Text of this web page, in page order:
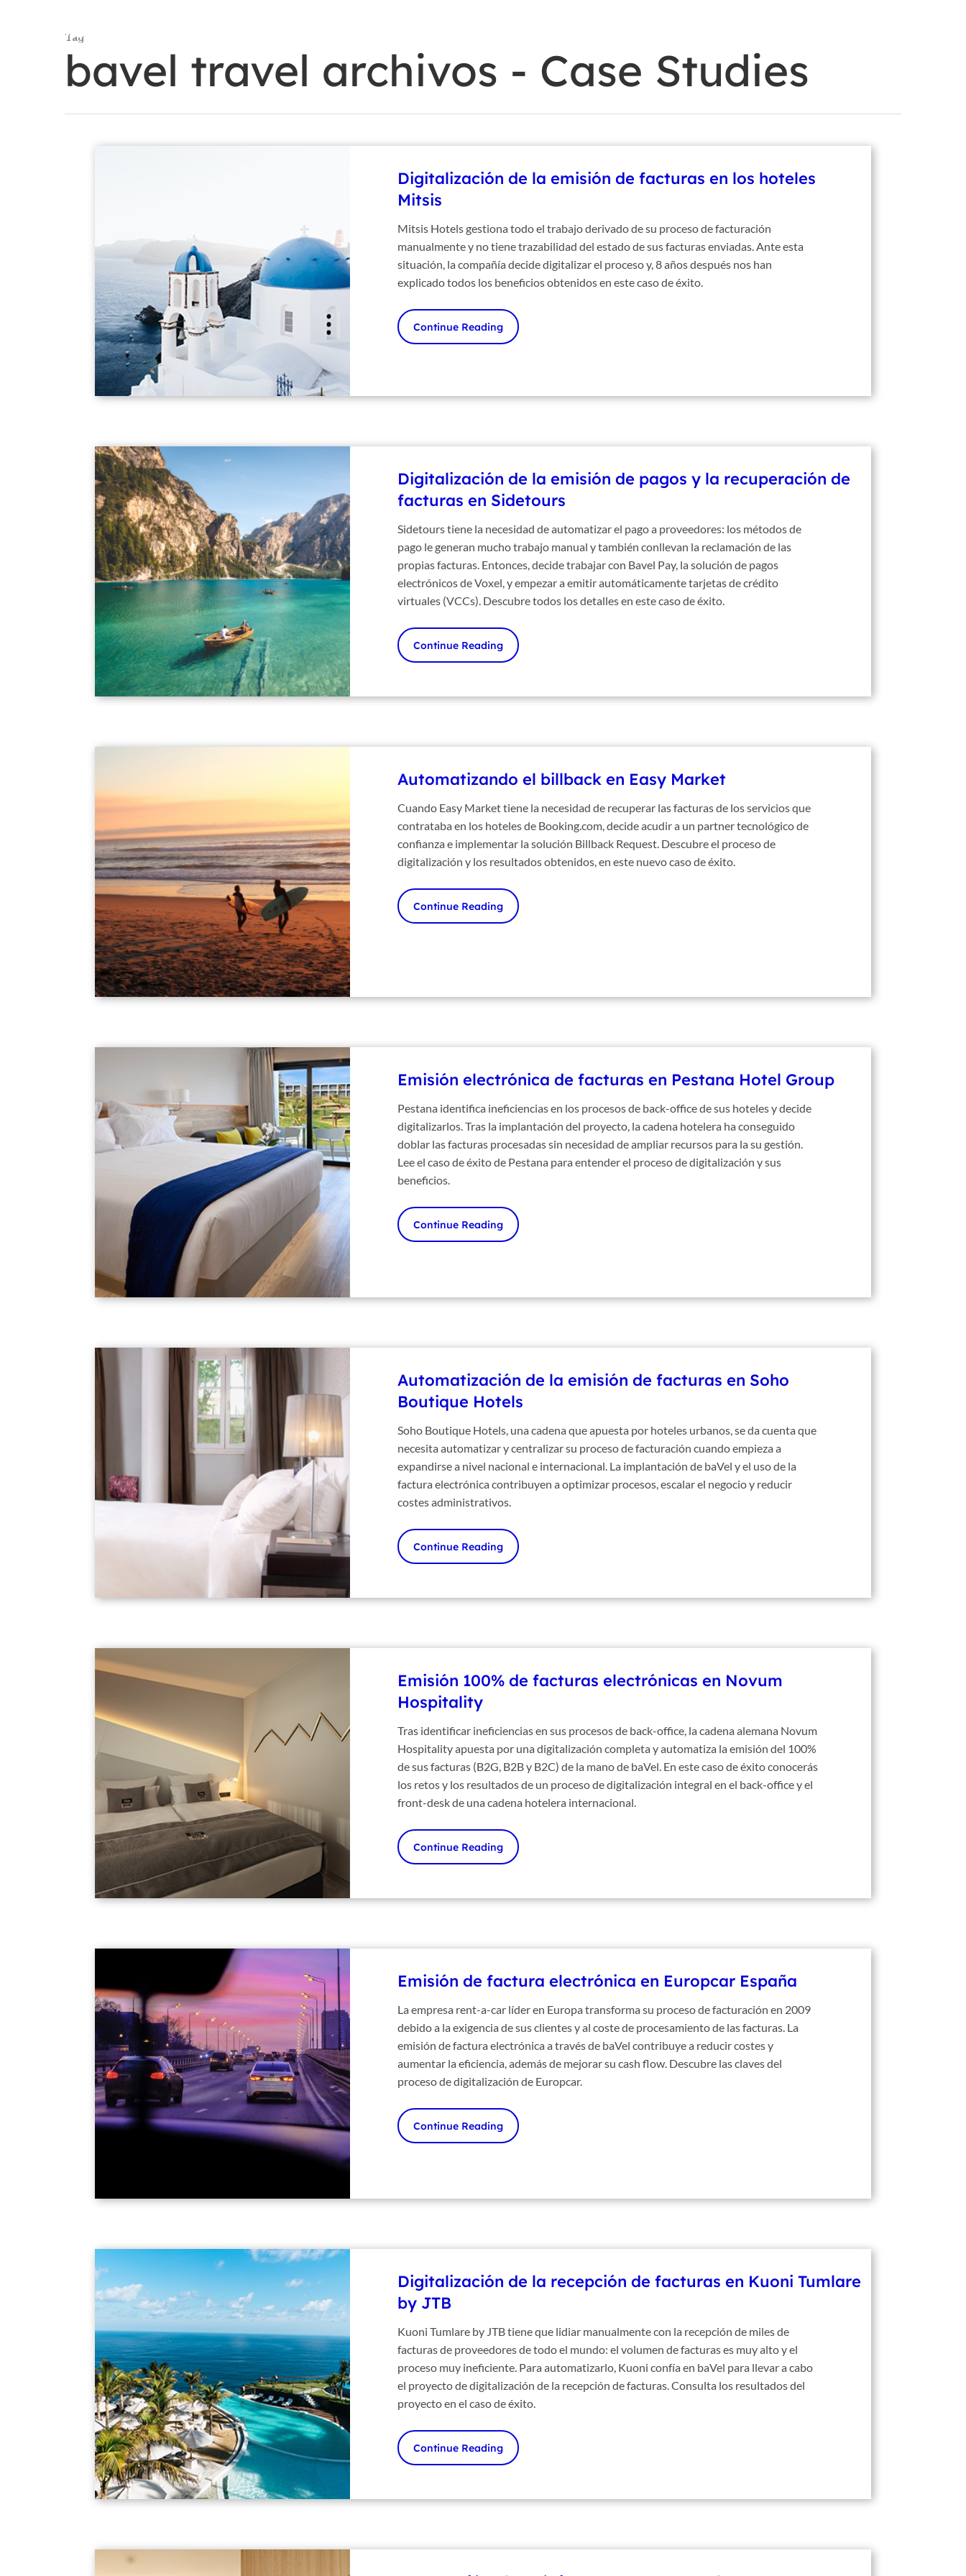
Hit enter to search or ESC to close
Tag
bavel travel archivos - Case Studies
Digitalización de la emisión de facturas en los hoteles
Mitsis
Mitsis Hotels gestiona todo el trabajo derivado de su proceso de facturación
manualmente y no tiene trazabilidad del estado de sus facturas enviadas. Ante esta
situación, la compañía decide digitalizar el proceso y, 8 años después nos han
explicado todos los beneficios obtenidos en este caso de éxito.
Continue Reading
Digitalización de la emisión de pagos y la recuperación de
facturas en Sidetours
Sidetours tiene la necesidad de automatizar el pago a proveedores: los métodos de
pago le generan mucho trabajo manual y también conllevan la reclamación de las
propias facturas. Entonces, decide trabajar con Bavel Pay, la solución de pagos
electrónicos de Voxel, y empezar a emitir automáticamente tarjetas de crédito
virtuales (VCCs). Descubre todos los detalles en este caso de éxito.
Continue Reading
Automatizando el billback en Easy Market
Cuando Easy Market tiene la necesidad de recuperar las facturas de los servicios que
contrataba en los hoteles de Booking.com, decide acudir a un partner tecnológico de
confianza e implementar la solución Billback Request. Descubre el proceso de
digitalización y los resultados obtenidos, en este nuevo caso de éxito.
Continue Reading
Emisión electrónica de facturas en Pestana Hotel Group
Pestana identifica ineficiencias en los procesos de back-office de sus hoteles y decide
digitalizarlos. Tras la implantación del proyecto, la cadena hotelera ha conseguido
doblar las facturas procesadas sin necesidad de ampliar recursos para la su gestión.
Lee el caso de éxito de Pestana para entender el proceso de digitalización y sus
beneficios.
Continue Reading
Automatización de la emisión de facturas en Soho
Boutique Hotels
Soho Boutique Hotels, una cadena que apuesta por hoteles urbanos, se da cuenta que
necesita automatizar y centralizar su proceso de facturación cuando empieza a
expandirse a nivel nacional e internacional. La implantación de baVel y el uso de la
factura electrónica contribuyen a optimizar procesos, escalar el negocio y reducir
costes administrativos.
Continue Reading
Emisión 100% de facturas electrónicas en Novum
Hospitality
Tras identificar ineficiencias en sus procesos de back-office, la cadena alemana Novum
Hospitality apuesta por una digitalización completa y automatiza la emisión del 100%
de sus facturas (B2G, B2B y B2C) de la mano de baVel. En este caso de éxito conocerás
los retos y los resultados de un proceso de digitalización integral en el back-office y el
front-desk de una cadena hotelera internacional.
Continue Reading
Emisión de factura electrónica en Europcar España
La empresa rent-a-car líder en Europa transforma su proceso de facturación en 2009
debido a la exigencia de sus clientes y al coste de procesamiento de las facturas. La
emisión de factura electrónica a través de baVel contribuye a reducir costes y
aumentar la eficiencia, además de mejorar su cash flow. Descubre las claves del
proceso de digitalización de Europcar.
Continue Reading
Digitalización de la recepción de facturas en Kuoni Tumlare
by JTB
Kuoni Tumlare by JTB tiene que lidiar manualmente con la recepción de miles de
facturas de proveedores de todo el mundo: el volumen de facturas es muy alto y el
proceso muy ineficiente. Para automatizarlo, Kuoni confía en baVel para llevar a cabo
el proyecto de digitalización de la recepción de facturas. Consulta los resultados del
proyecto en el caso de éxito.
Continue Reading